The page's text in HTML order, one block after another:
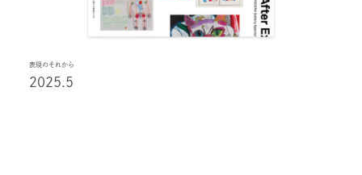
表現のそれから
2025.5